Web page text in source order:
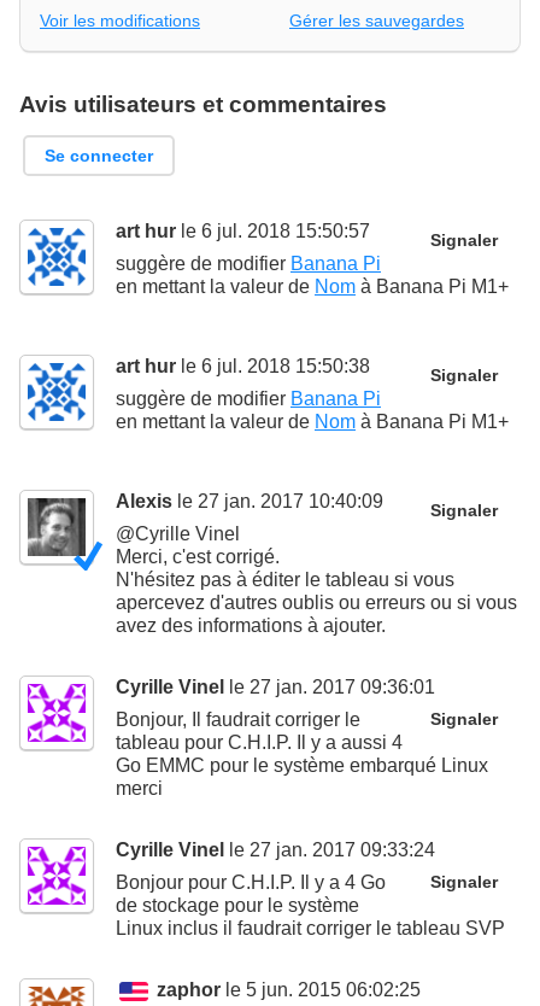
Voir les modifications
Gérer les sauvegardes
Avis utilisateurs et commentaires
Se connecter
art hur le 6 jul. 2018 15:50:57 Signaler
suggère de modifier Banana Pi
en mettant la valeur de Nom à Banana Pi M1+
art hur le 6 jul. 2018 15:50:38 Signaler
suggère de modifier Banana Pi
en mettant la valeur de Nom à Banana Pi M1+
Alexis le 27 jan. 2017 10:40:09 Signaler
@Cyrille Vinel
Merci, c'est corrigé.
N'hésitez pas à éditer le tableau si vous
apercevez d'autres oublis ou erreurs ou si vous
avez des informations à ajouter.
Cyrille Vinel le 27 jan. 2017 09:36:01
Signaler
Bonjour, Il faudrait corriger le
tableau pour C.H.I.P. Il y a aussi 4
Go EMMC pour le système embarqué Linux
merci
Cyrille Vinel le 27 jan. 2017 09:33:24
Signaler
Bonjour pour C.H.I.P. Il y a 4 Go
de stockage pour le système
Linux inclus il faudrait corriger le tableau SVP
zaphor le 5 jun. 2015 06:02:25